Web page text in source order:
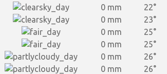
0 mm 22°
0 mm 23°
0 mm 25°
0 mm 25°
0 mm 26°
0 mm 26°